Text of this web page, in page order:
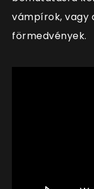
vámpírok, vagy
förmedvények.